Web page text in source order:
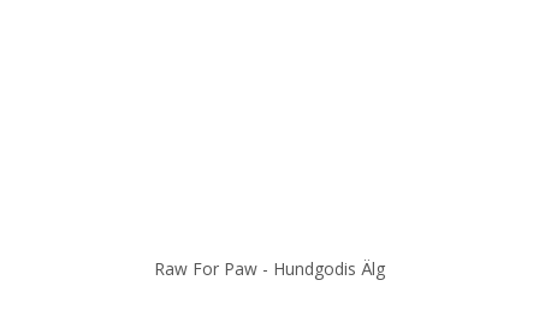
Raw For Paw - Hundgodis Älg